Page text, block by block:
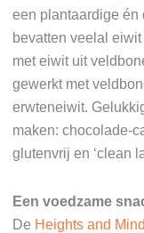
een plantaardige én
bevatten veelal
met eiwit uit
gewerkt met
erwteneiwit.
maken: chocolade-
glutenvrij en ‘clean
Een voedzame
De Heights and